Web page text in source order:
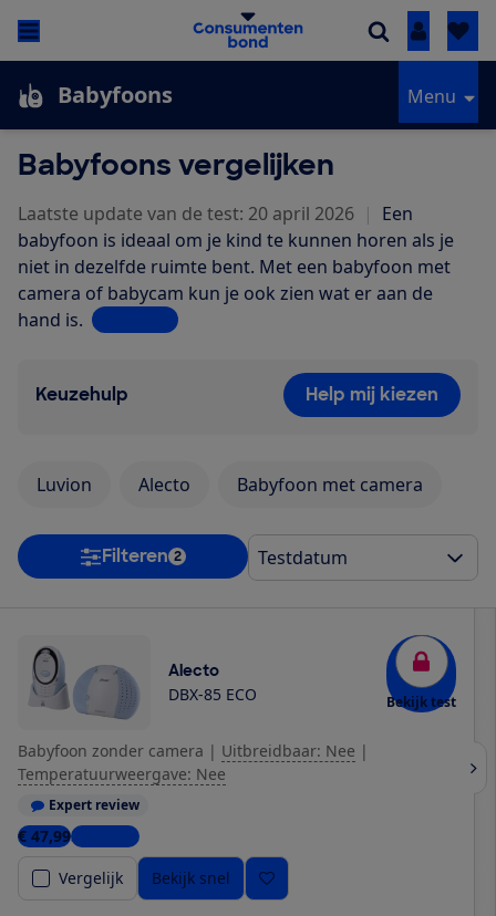
Inloggen
Babyfoons Menu
Babyfoons vergelijken
Laatste update van de test: 20 april 2026 | Een
babyfoon is ideaal om je kind te kunnen horen als je
niet in dezelfde ruimte bent. Met een babyfoon met
camera of babycam kun je ook zien wat er aan de
hand is. Lees meer
Keuzehulp Help mij kiezen
Luvion Alecto Babyfoon met camera
Filteren 2
Alecto
DBX-85 ECO Bekijk test
Babyfoon zonder camera | Uitbreidbaar: Nee |
Temperatuurweergave: Nee
Expert review
€ 47,993 winkels
Vergelijk
Bekijk snel